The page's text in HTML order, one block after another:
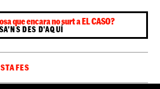
que encara no surt a EL CASO?
DES D'AQUÍ